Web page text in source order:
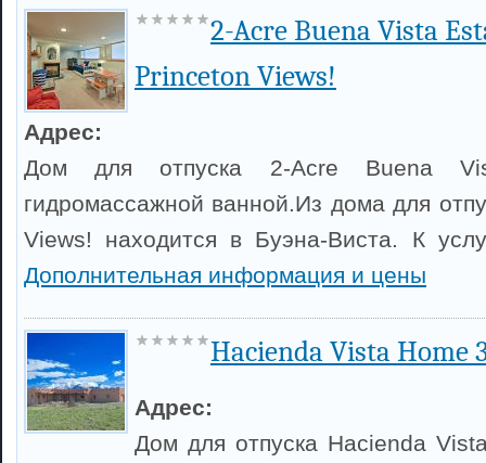
2-Acre Buena Vista
Princeton Views!
Адрес:
Дом для отпуска 2-Acre Buena
гидромассажной ванной.Из дома для
Views! находится в Буэна-Виста. К
Дополнительная информация и цены
Hacienda Vista Home
Адрес:
Дом для отпуска Hacienda